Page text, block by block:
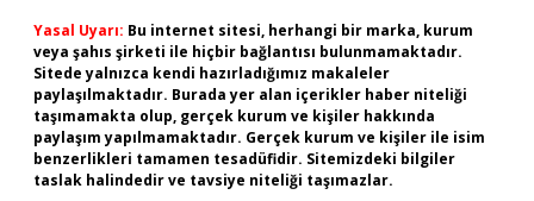
Yasal Uyarı: Bu internet sitesi, herhangi bir marka, kurum
veya şahıs şirketi ile hiçbir bağlantısı bulunmamaktadır.
Sitede yalnızca kendi hazırladığımız makaleler
paylaşılmaktadır. Burada yer alan içerikler haber niteliği
taşımamakta olup, gerçek kurum ve kişiler hakkında
paylaşım yapılmamaktadır. Gerçek kurum ve kişiler ile isim
benzerlikleri tamamen tesadüfidir. Sitemizdeki bilgiler
taslak halindedir ve tavsiye niteliği taşımazlar.